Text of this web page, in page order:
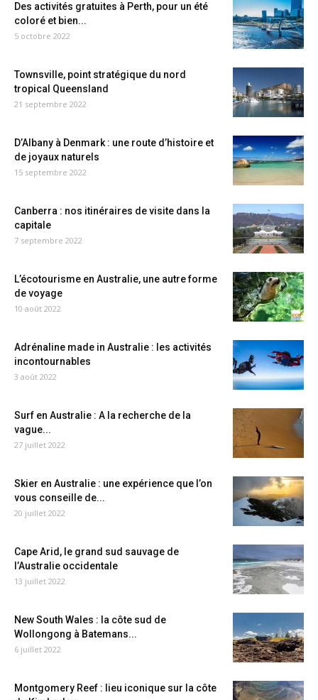
Des activités gratuites à Perth, pour un été
coloré et bien...
5 octobre 2022
Townsville, point stratégique du nord
tropical Queensland
21 septembre 2022
D’Albany à Denmark : une route d’histoire et
de joyaux naturels
15 septembre 2022
Canberra : nos itinéraires de visite dans la
capitale
7 septembre 2022
L’écotourisme en Australie, une autre forme
de voyage
10 août 2022
Adrénaline made in Australie : les activités
incontournables
3 août 2022
Surf en Australie : A la recherche de la
vague...
27 juillet 2022
Skier en Australie : une expérience que l’on
vous conseille de...
20 juillet 2022
Cape Arid, le grand sud sauvage de
l’Australie occidentale
13 juillet 2022
New South Wales : la côte sud de
Wollongong à Batemans...
6 juillet 2022
Montgomery Reef : lieu iconique sur la côte